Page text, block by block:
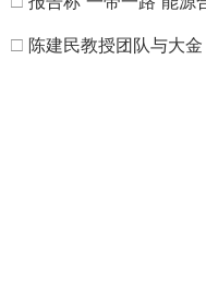
□ 陈建民教授团队与大